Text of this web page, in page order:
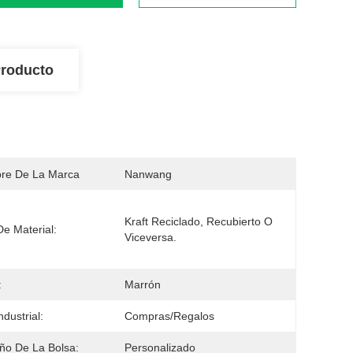
De La Marca Nanwang
Material:
Kraft Reciclado, Recubierto O
Viceversa.
Marrón
Compras/regalos
De La Bolsa: Personalizado